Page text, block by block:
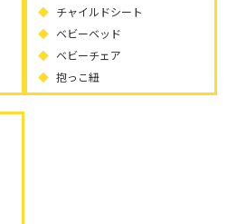
チャイルドシート
ベビーベッド
ベビーチェア
抱っこ紐